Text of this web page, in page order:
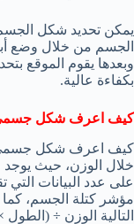
يمكن تحديد شكل
الجسم من خلال وضع
وبعدها يقوم الموقع
بكفاءة عالية.
كيف اعرف شكل جسمي
كيف اعرف شكل جسمي
خلال الوزن، حيث يوجد
على عدد البيانات
مؤشر كتلة الجسم، كما
التالية الوزن ÷